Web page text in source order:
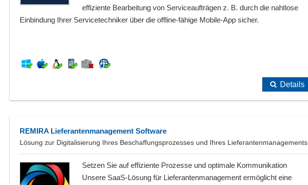
effiziente Bearbeitung von Serviceaufträgen z. B. durch die nahtlose
Einbindung Ihrer Servicetechniker über die offline-fähige Mobile-App sicher.
Details
REMIRA Lieferantenmanagement Software
Lösung zur Digitalisierung Ihres Beschaffungsprozesses und Ihres Lieferantenmanagements
Setzen Sie auf effiziente Prozesse und optimale Kommunikation
Unsere SaaS-Lösung für Lieferanten­management ermöglicht eine